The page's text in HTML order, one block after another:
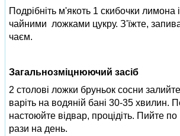
Подрібніть м'якоть 1 скибочки лимона
чайними ложками цукру. З'їжте,
чаєм.
Загальнозміцнюючий засіб
2 столові ложки бруньок сосни
варіть на водяній бані 30-35 хвилин.
настоюйте відвар, процідіть. Пийте по
рази на день.